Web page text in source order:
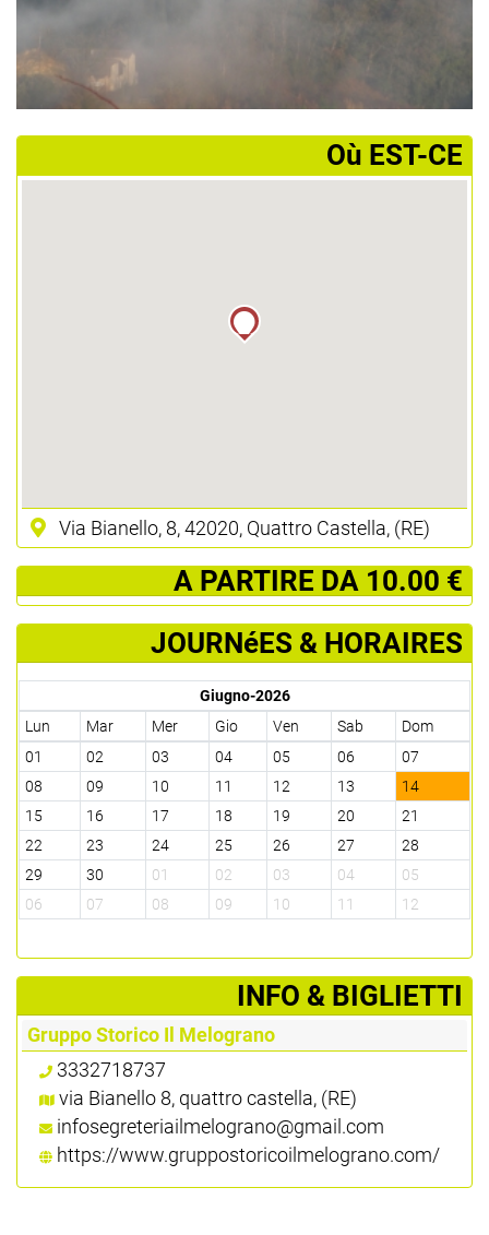
­Où EST-CE
Via Bianello, 8, 42020, Quattro Castella, (RE)
­ A PARTIRE DA 10.00 €
JOURNéES & HORAIRES
Giugno-2026
Lun
Mar Mer Gio Ven Sab
Dom
01
02 03 04 05 06
07
08
09 10 11 12 13
14
15
16 17 18 19 20
21
22
23 24 25 26 27
28
29
30 01 02 03 04
05
06
07 08 09 10 11 12
­INFO & BIGLIETTI
Gruppo Storico Il Melograno
3332718737
via Bianello 8, quattro castella, (RE)
infosegreteriailmelograno@gmail.com
https://www.gruppostoricoilmelograno.com/